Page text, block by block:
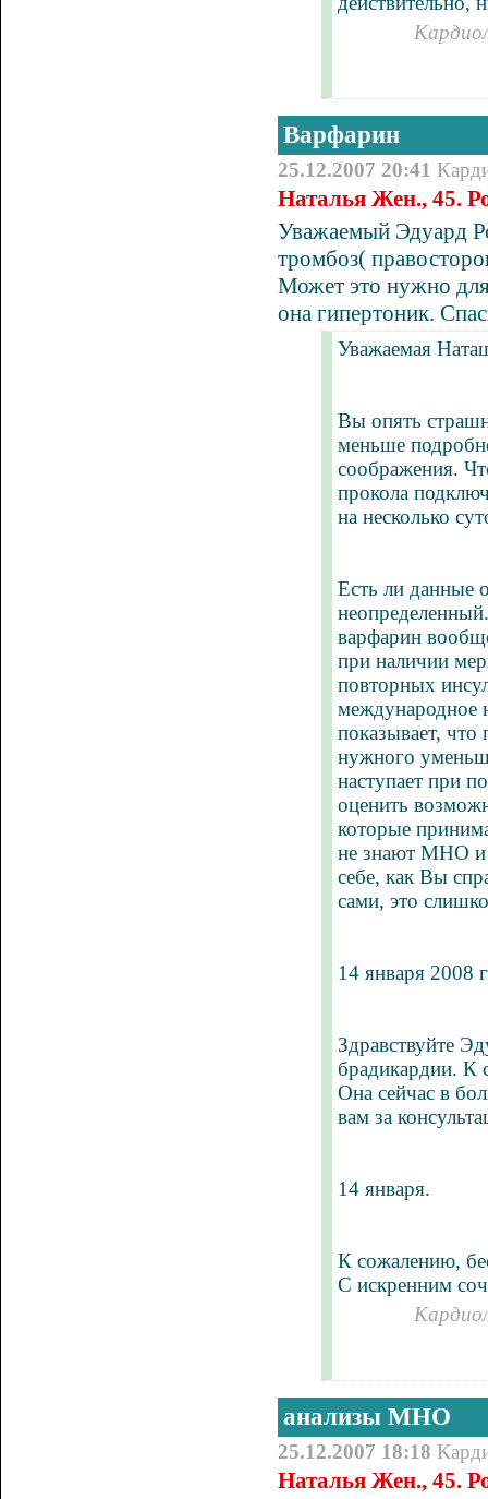
Варфарин
25.12.2007 20:41
Наталья Жен., 45.
Уважаемый Эдуард
тромбоз(
Может это нужно
она гипертоник.
Уважаемая
Вы опять
меньше
соображения.
прокола
на несколько
Есть ли данные
варфарин
при наличии
повторных
международное
показывает,
нужного
наступает при
оценить
которые
не знают МНО и
себе, как Вы
сами, это
14 января 2008
Здравствуйте
брадикардии. К
Она сейчас в
вам за
14 января.
К сожалению,
С искренним
анализы МНО
25.12.2007 18:18
Наталья Жен., 45.